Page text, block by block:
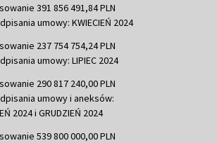
391 856 491,84 PLN
umowy: KWIECIEŃ 2024
237 754 754,24 PLN
umowy: LIPIEC 2024
290 817 240,00 PLN
umowy i aneksów:
2024 i GRUDZIEŃ 2024
539 800 000,00 PLN